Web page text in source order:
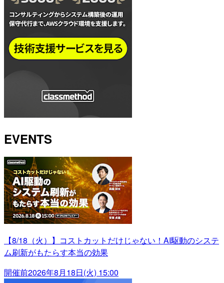
EVENTS
【8/18（火）】コストカットだけじゃない！AI駆動のシステ
ム刷新がもたらす本当の効果
開催前2026年8月18日(火) 15:00